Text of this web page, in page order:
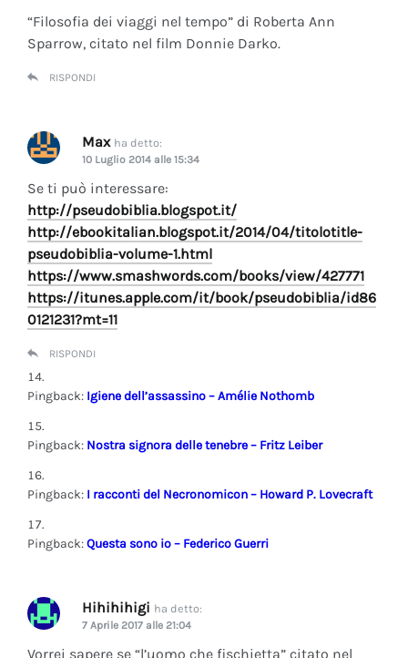
“Filosofia dei viaggi nel tempo” di Roberta Ann
Sparrow, citato nel film Donnie Darko.
RISPONDI
Max ha detto:
10 Luglio 2014 alle 15:34
Se ti può interessare:
http://pseudobiblia.blogspot.it/
http://ebookitalian.blogspot.it/2014/04/titolotitle-
pseudobiblia-volume-1.html
https://www.smashwords.com/books/view/427771
https://itunes.apple.com/it/book/pseudobiblia/id86
0121231?mt=11
RISPONDI
Pingback: Igiene dell’assassino – Amélie Nothomb
Pingback: Nostra signora delle tenebre – Fritz Leiber
Pingback: I racconti del Necronomicon – Howard P. Lovecraft
Pingback:Questa sono io – Federico Guerri
Hihihihigi ha detto:
7 Aprile 2017 alle 21:04
Vorrei sapere se “l’uomo che fischietta” citato nel